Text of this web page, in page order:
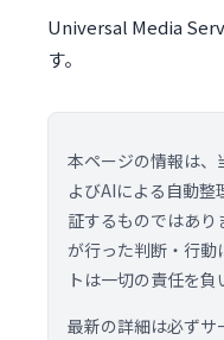
Universal Media
す。
本ページの情報は
よびAIによる自動
証するものではあ
が行った判断・行動
トは一切の責任を負
最新の詳細は必ず